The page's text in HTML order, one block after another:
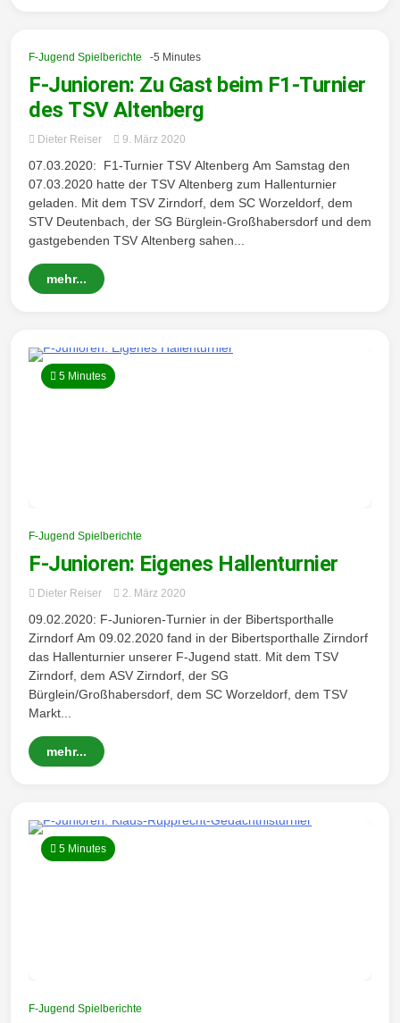
F-Jugend Spielberichte -5 Minutes
F-Junioren: Zu Gast beim F1-Turnier
des TSV Altenberg
Dieter Reiser 9. März 2020
07.03.2020: F1-Turnier TSV Altenberg Am Samstag den
07.03.2020 hatte der TSV Altenberg zum Hallenturnier
geladen. Mit dem TSV Zirndorf, dem SC Worzeldorf, dem
STV Deutenbach, der SG Bürglein-Großhabersdorf und dem
gastgebenden TSV Altenberg sahen...
mehr...
5 Minutes
F-Jugend Spielberichte
F-Junioren: Eigenes Hallenturnier
Dieter Reiser 2. März 2020
09.02.2020: F-Junioren-Turnier in der Bibertsporthalle
Zirndorf Am 09.02.2020 fand in der Bibertsporthalle Zirndorf
das Hallenturnier unserer F-Jugend statt. Mit dem TSV
Zirndorf, dem ASV Zirndorf, der SG
Bürglein/Großhabersdorf, dem SC Worzeldorf, dem TSV
Markt...
mehr...
5 Minutes
F-Jugend Spielberichte